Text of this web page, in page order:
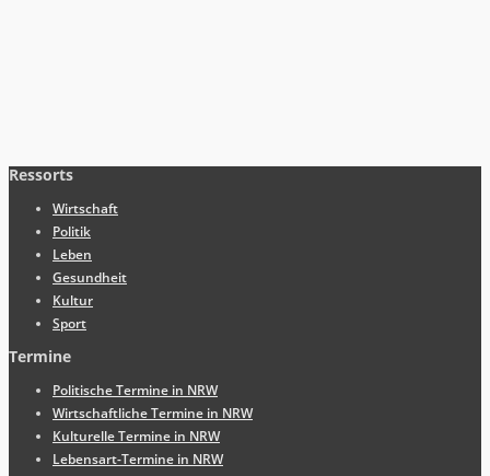
Ressorts
Wirtschaft
Politik
Leben
Gesundheit
Kultur
Sport
Termine
Politische Termine in NRW
Wirtschaftliche Termine in NRW
Kulturelle Termine in NRW
Lebensart-Termine in NRW